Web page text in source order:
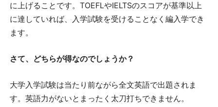
に上げることです。TOEFLやIELTSのスコアが基準以上
に達していれば、入学試験を受けることなく編入学でき
ます。
さて、どちらが得なのでしょうか？
大学入学試験は当たり前ながら全文英語で出題されま
す。英語力がないとまったく太刀打ちできません。